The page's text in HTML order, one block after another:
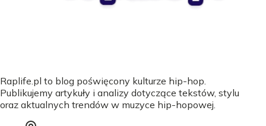
Raplife.pl to blog poświęcony kulturze hip-hop.
Publikujemy artykuły i analizy dotyczące tekstów, stylu
oraz aktualnych trendów w muzyce hip-hopowej.